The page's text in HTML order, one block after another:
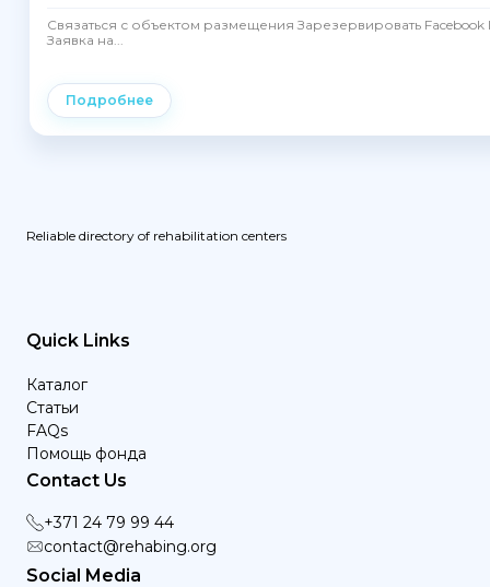
Связаться с объектом размещения Зарезервировать Facebook
Заявка на...
Подробнее
Reliable directory of rehabilitation centers
Quick Links
Каталог
Статьи
FAQs
Помощь фонда
Contact Us
+371 24 79 99 44
contact@rehabing.org
Social Media